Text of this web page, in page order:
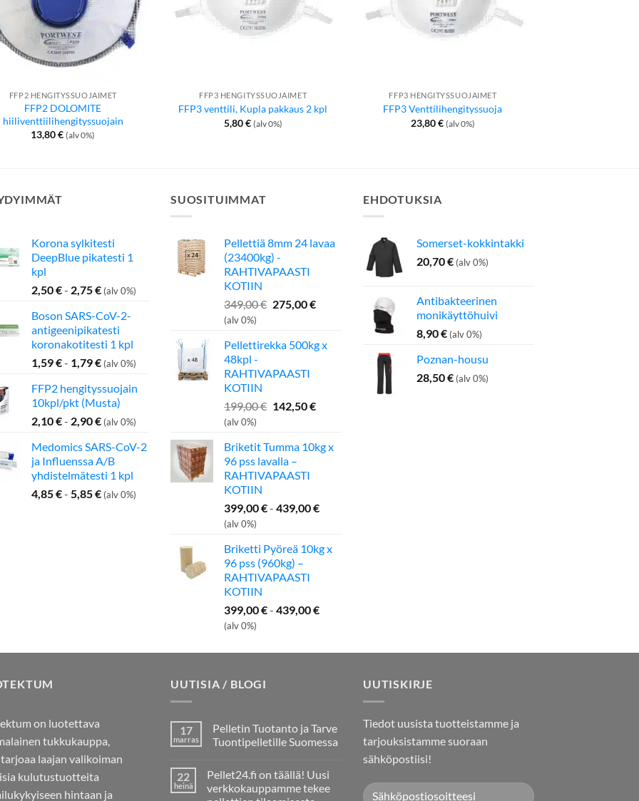
FFP2 HENGITYSSUOJAIMET
FFP2 DOLOMITE
hiiliventtiilihengityssuojain
13,80€ (alv 0%)
FFP3 HENGITYSSUOJAIMET
FFP3 venttili, Kupla pakkaus 2 kpl
5,80€ (alv 0%)
FFP3 HENGITYSSUOJAIMET
FFP3 Venttilihengityssuoja
23,80€ (alv 0%)
Korona sylkitesti
DeepBlue pikatesti 1
kpl
2,50€- 2,75€ (alv 0%)
Boson SARS-CoV-2-
antigeenipikatesti
koronakotitesti 1 kpl
1,59€- 1,79€ (alv 0%)
FFP2 hengityssuojain
10kpl/pkt (Musta)
2,10€- 2,90€ (alv 0%)
Medomics SARS-CoV-2
ja Influenssa A/B
yhdistelmätesti 1 kpl
4,85€- 5,85€ (alv 0%)
SUOSITUIMMAT
Pellettiä 8mm 24 lavaa
(23400kg) -
RAHTIVAPAASTI
KOTIIN
349,00€ Alkuperäinen
349,00 €.
275,00€Nykyinen
275,00 €.
(alv 0%)
Pellettirekka 500kg x
48kpl -
RAHTIVAPAASTI
KOTIIN
199,00€ Alkuperäinen
199,00 €.
142,50€Nykyinen
142,50 €.
(alv 0%)
Briketit Tumma 10kg x
96 pss lavalla –
RAHTIVAPAASTI
KOTIIN
399,00€- 439,00€
(alv 0%)
Briketti Pyöreä 10kg x
96 pss (960kg) –
RAHTIVAPAASTI
KOTIIN
399,00€- 439,00€
(alv 0%)
EHDOTUKSIA
Somerset-kokkintakki
20,70€ (alv 0%)
Antibakteerinen
monikäyttöhuivi
8,90€ (alv 0%)
Poznan-housu
28,50€ (alv 0%)
on luotettava
tukkukauppa,
laajan valikoiman
kulutustuotteita
hintaan ja
UUTISIA / BLOGI
17
marras
Pelletin Tuotanto ja Tarve
Tuontipelletille Suomessa
artikkeliin
Pelletin
Tuotanto
22
heinä
Pellet24.fi on täällä! Uusi
verkkokauppamme tekee
UUTISKIRJE
Tiedot uusista tuotteistamme ja
tarjouksistamme suoraan
sähköpostiisi!